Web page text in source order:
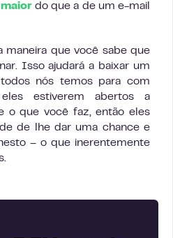
do que a de um e-mail
maneira que você sabe que
Isso ajudará a baixar um
nós temos para com
estiverem abertos a
o que você faz, então eles
de lhe dar uma chance e
– o que inerentemente